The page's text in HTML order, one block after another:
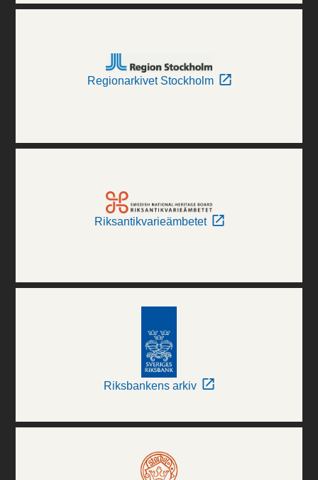
Regionarkivet Stockholm
Riksantikvarieämbetet
Riksbankens arkiv